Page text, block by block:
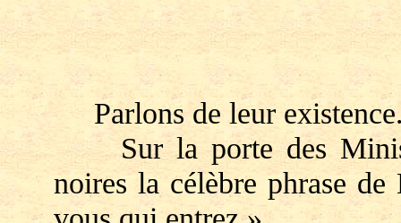
Parlons de leur
Sur la porte des
noires la célèbre phrase